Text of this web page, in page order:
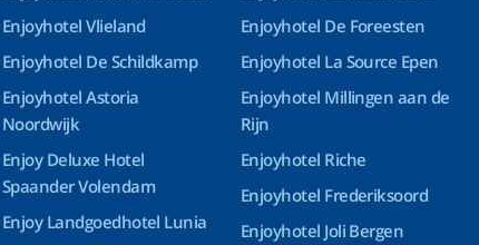
Enjoyhotel Vlieland
Enjoyhotel De Schildkamp
Enjoyhotel Astoria
Noordwijk
Enjoy Deluxe Hotel
Spaander Volendam
Enjoy Landgoedhotel Lunia
Enjoyhotel De Foreesten
Enjoyhotel La Source Epen
Enjoyhotel Millingen aan de
Rijn
Enjoyhotel Riche
Enjoyhotel Frederiksoord
Enjoyhotel Joli Bergen